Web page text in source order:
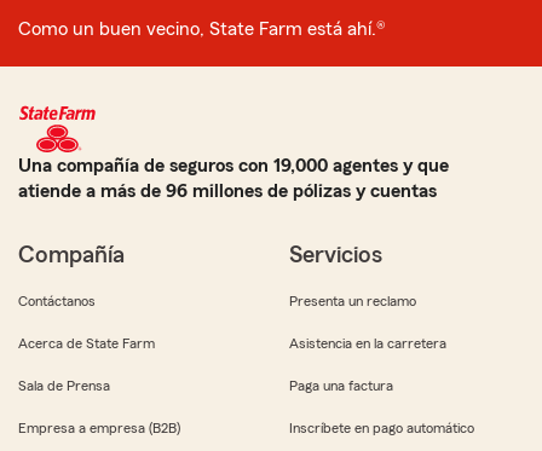
Como un buen vecino, State Farm está ahí.®
Una compañía de seguros con 19,000 agentes y que
atiende a más de 96 millones de pólizas y cuentas
Compañía
Contáctanos
Acerca de State Farm
Sala de Prensa
Empresa a empresa (B2B)
Servicios
Presenta un reclamo
Asistencia en la carretera
Paga una factura
Inscríbete en pago automático